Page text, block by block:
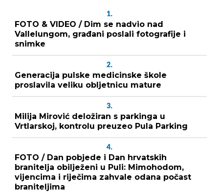
1.
FOTO & VIDEO / Dim se nadvio nad
Vallelungom, građani poslali fotografije i
snimke
2.
Generacija pulske medicinske škole
proslavila veliku obljetnicu mature
3.
Milija Mirović deložiran s parkinga u
Vrtlarskoj, kontrolu preuzeo Pula Parking
4.
FOTO / Dan pobjede i Dan hrvatskih
branitelja obilježeni u Puli: Mimohodom,
vijencima i riječima zahvale odana počast
braniteljima